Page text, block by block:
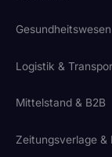
Gesundheitswesen
Logistik &
Mittelstand & B2B
Zeitungsverlage &